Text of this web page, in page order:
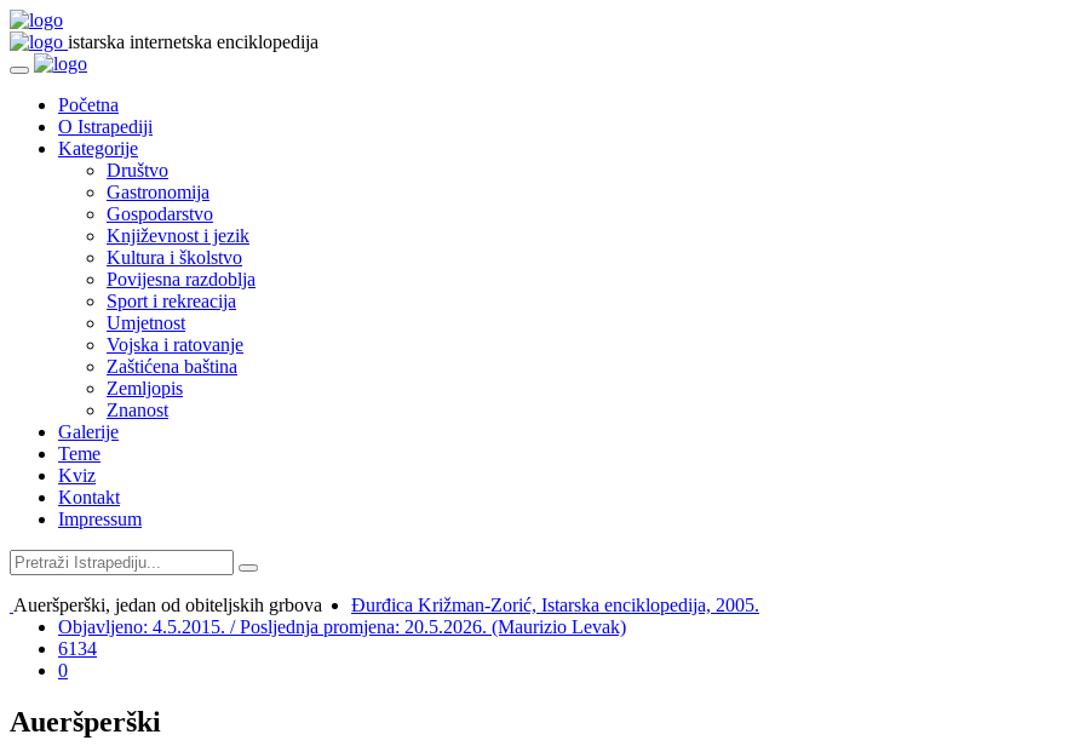
istarska internetska enciklopedija
Početna
O Istrapediji
Kategorije
Društvo
Gastronomija
Gospodarstvo
Književnost i jezik
Kultura i školstvo
Povijesna razdoblja
Sport i rekreacija
Umjetnost
Vojska i ratovanje
Zaštićena baština
Zemljopis
Znanost
Galerije
Teme
Kviz
Kontakt
Impressum
Aueršperški, jedan od obiteljskih grbova
Đurđica Križman-Zorić, Istarska enciklopedija, 2005.
Objavljeno: 4.5.2015. / Posljednja promjena: 20.5.2026. (Maurizio Levak)
6134
0
Aueršperški